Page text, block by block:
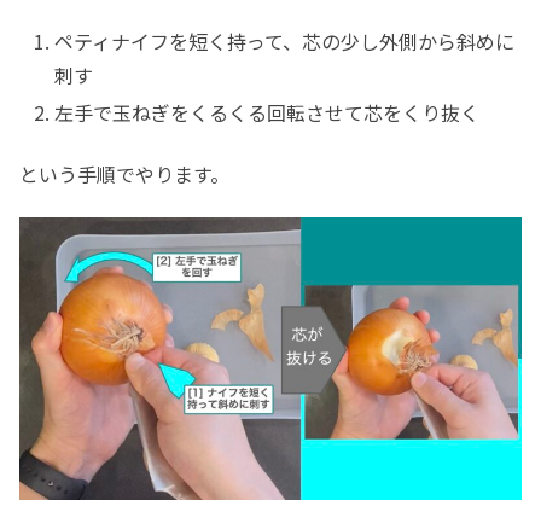
ペティナイフを短く持って、芯の少し外側から斜めに
刺す
左手で玉ねぎをくるくる回転させて芯をくり抜く
という手順でやります。